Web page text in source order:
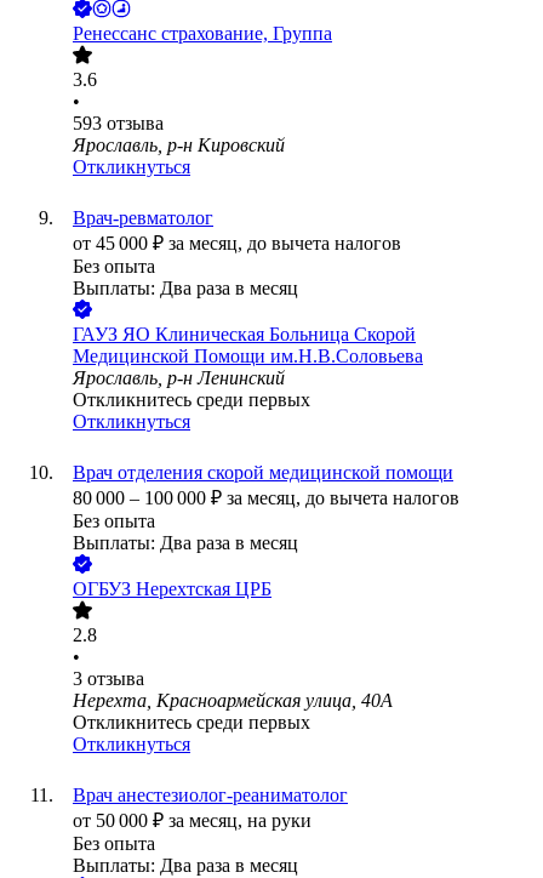
Ренессанс cтрахование, Группа
3.6
•
593 отзыва
Ярославль, р-н Кировский
Откликнуться
Врач-ревматолог
от 45 000 ₽ за месяц, до вычета налогов
Без опыта
Выплаты: Два раза в месяц
ГАУЗ ЯО Клиническая Больница Скорой
Медицинской Помощи им.Н.В.Соловьева
Ярославль, р-н Ленинский
Откликнитесь среди первых
Откликнуться
Врач отделения скорой медицинской помощи
80 000 – 100 000 ₽ за месяц, до вычета налогов
Без опыта
Выплаты: Два раза в месяц
ОГБУЗ Нерехтская ЦРБ
2.8
•
3 отзыва
Нерехта, Красноармейская улица, 40А
Откликнитесь среди первых
Откликнуться
Врач анестезиолог-реаниматолог
от 50 000 ₽ за месяц, на руки
Без опыта
Выплаты: Два раза в месяц